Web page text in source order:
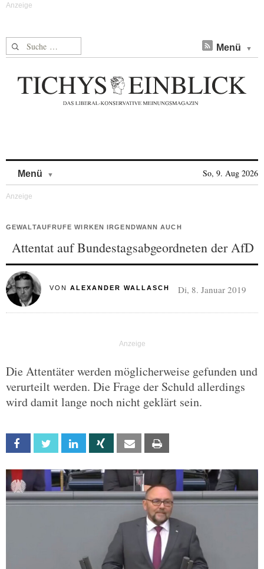
Suche nach: Menü
Menü So, 9. Aug 2026
GEWALTAUFRUFE WIRKEN IRGENDWANN AUCH
Attentat auf Bundestagsabgeordneten der AfD
VON ALEXANDER WALLASCH Di, 8. Januar 2019
Die Attentäter werden möglicherweise gefunden und
verurteilt werden. Die Frage der Schuld allerdings
wird damit lange noch nicht geklärt sein.
Facebook Twitter Linkedin Xing Email